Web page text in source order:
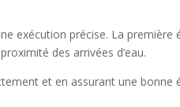
exécution précise. La
des arrivées d’eau.
et en assurant une bonne